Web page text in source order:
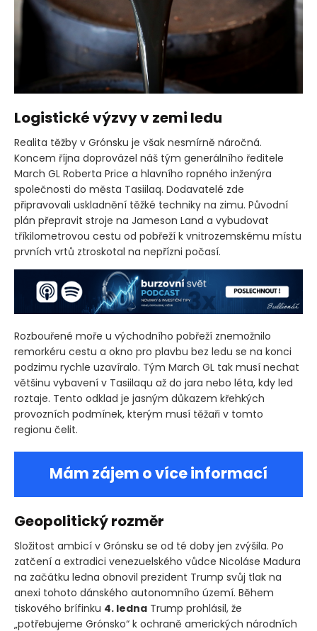
Logistické výzvy v zemi ledu
Realita těžby v Grónsku je však nesmírně náročná.
Koncem října doprovázel náš tým generálního ředitele
March GL Roberta Price a hlavního ropného inženýra
společnosti do města Tasiilaq. Dodavatelé zde
připravovali uskladnění těžké techniky na zimu. Původní
plán přepravit stroje na Jameson Land a vybudovat
tříkilometrovou cestu od pobřeží k vnitrozemskému místu
prvních vrtů ztroskotal na nepřízni počasí.
Rozbouřené moře u východního pobřeží znemožnilo
remorkéru cestu a okno pro plavbu bez ledu se na konci
podzimu rychle uzavíralo. Tým March GL tak musí nechat
většinu vybavení v Tasiilaqu až do jara nebo léta, kdy led
roztaje. Tento odklad je jasným důkazem křehkých
provozních podmínek, kterým musí těžaři v tomto
regionu čelit.
Mám zájem o více informací
Geopolitický rozměr
Složitost ambicí v Grónsku se od té doby jen zvýšila. Po
zatčení a extradici venezuelského vůdce Nicoláse Madura
na začátku ledna obnovil prezident Trump svůj tlak na
anexi tohoto dánského autonomního území. Během
tiskového brífinku 4. ledna Trump prohlásil, že
„potřebujeme Grónsko“ k ochraně amerických národních